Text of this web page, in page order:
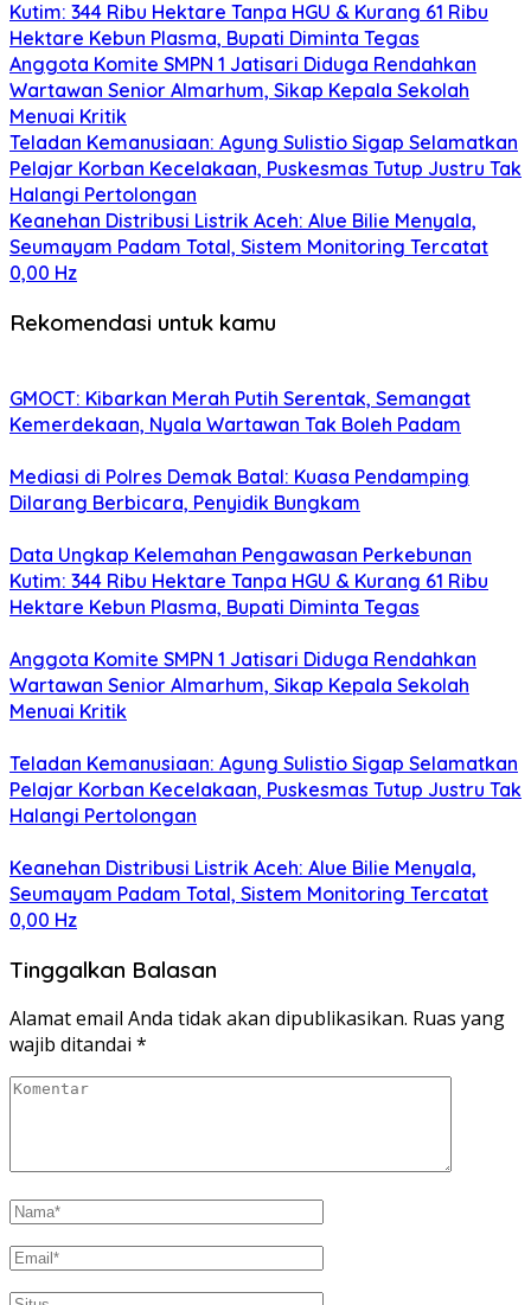
Kutim: 344 Ribu Hektare Tanpa HGU & Kurang 61 Ribu
Hektare Kebun Plasma, Bupati Diminta Tegas
Anggota Komite SMPN 1 Jatisari Diduga Rendahkan
Wartawan Senior Almarhum, Sikap Kepala Sekolah
Menuai Kritik
Teladan Kemanusiaan: Agung Sulistio Sigap Selamatkan
Pelajar Korban Kecelakaan, Puskesmas Tutup Justru Tak
Halangi Pertolongan
Keanehan Distribusi Listrik Aceh: Alue Bilie Menyala,
Seumayam Padam Total, Sistem Monitoring Tercatat
0,00 Hz
Rekomendasi untuk kamu
GMOCT: Kibarkan Merah Putih Serentak, Semangat
Kemerdekaan, Nyala Wartawan Tak Boleh Padam
Mediasi di Polres Demak Batal: Kuasa Pendamping
Dilarang Berbicara, Penyidik Bungkam
Data Ungkap Kelemahan Pengawasan Perkebunan
Kutim: 344 Ribu Hektare Tanpa HGU & Kurang 61 Ribu
Hektare Kebun Plasma, Bupati Diminta Tegas
Anggota Komite SMPN 1 Jatisari Diduga Rendahkan
Wartawan Senior Almarhum, Sikap Kepala Sekolah
Menuai Kritik
Teladan Kemanusiaan: Agung Sulistio Sigap Selamatkan
Pelajar Korban Kecelakaan, Puskesmas Tutup Justru Tak
Halangi Pertolongan
Keanehan Distribusi Listrik Aceh: Alue Bilie Menyala,
Seumayam Padam Total, Sistem Monitoring Tercatat
0,00 Hz
Tinggalkan Balasan
Alamat email Anda tidak akan dipublikasikan. Ruas yang
wajib ditandai *